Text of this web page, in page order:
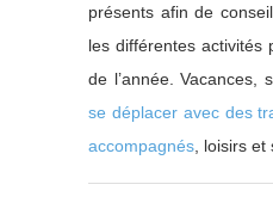
présents afin de
les différentes activités
de l’année. Vacances,
se déplacer avec des
accompagnés , loisirs